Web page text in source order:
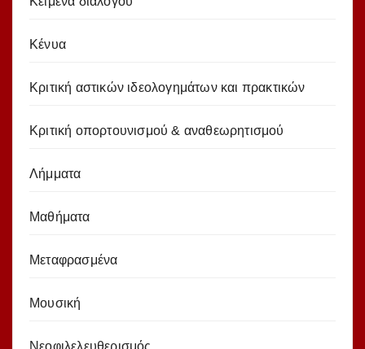
Κένυα
Κριτική αστικών ιδεολογημάτων και πρακτικών
Κριτική οπορτουνισμού & αναθεωρητισμού
Λήμματα
Μαθήματα
Μεταφρασμένα
Μουσική
Νεοφιλελευθερισμός